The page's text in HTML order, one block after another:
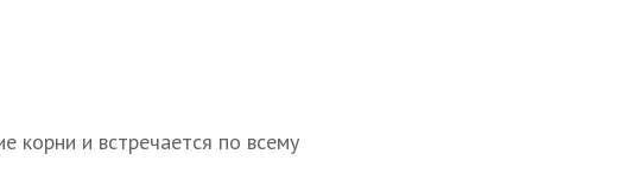
корни и встречается по всему